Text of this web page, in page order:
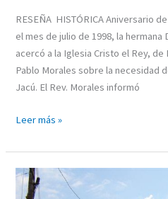
RESEÑA HISTÓRICA Aniversario
el mes de julio de 1998, la hermana
acercó a la Iglesia Cristo el Rey,
Pablo Morales sobre la necesidad
Jacú. El Rev. Morales informó
Leer más »
IGLESIA
EVANGÉLICA